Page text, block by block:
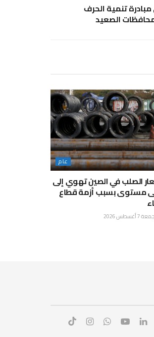
تنمية الحرف
الصعيد
عام
الصلب في الصين تهوي إلى
مستوى بسبب أزمة قطاع
7 أغسطس 2026